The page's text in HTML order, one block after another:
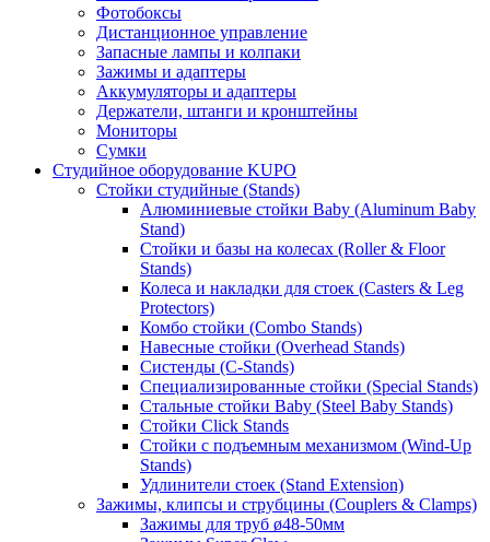
Фотобоксы
Дистанционное управление
Запасные лампы и колпаки
Зажимы и адаптеры
Аккумуляторы и адаптеры
Держатели, штанги и кронштейны
Мониторы
Сумки
Студийное оборудование KUPO
Стойки студийные (Stands)
Алюминиевые стойки Baby (Aluminum Baby
Stand)
Стойки и базы на колесах (Roller & Floor
Stands)
Колеса и накладки для стоек (Casters & Leg
Protectors)
Комбо стойки (Combo Stands)
Навесные стойки (Overhead Stands)
Систенды (C-Stands)
Специализированные стойки (Special Stands)
Стальные стойки Baby (Steel Baby Stands)
Стойки Click Stands
Стойки с подъемным механизмом (Wind-Up
Stands)
Удлинители стоек (Stand Extension)
Зажимы, клипсы и струбцины (Couplers & Clamps)
Зажимы для труб ø48-50мм